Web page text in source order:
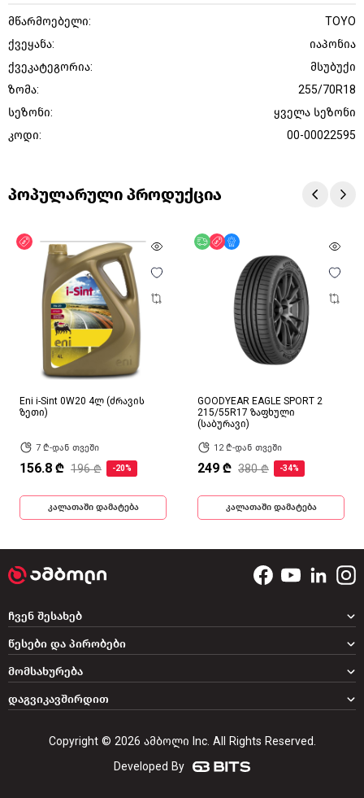
მწარმოებელი:
TOYO
ქვეყანა:
იაპონია
ქვეკატეგორია:
მსუბუქი
ზომა:
255/70R18
სეზონი:
ყველა სეზონი
კოდი:
00-00022595
პოპულარული პროდუქცია
ფასდაკლება
Eni i-Sint 0W20 4ლ (ძრავის
ზეთი)
7 ₾-დან თვეში
156.8 ₾ 196 ₾ -20%
კალათაში დამატება
უფასო მიწოდება
ფასდაკლება
GOODYEAR EAGLE SPORT 2
215/55R17 ზაფხული
(საბურავი)
12 ₾-დან თვეში
249 ₾ 380 ₾ -34%
კალათაში დამატება
დაგვიკავშირდით
ჩვენ შესახებ
წესები და პირობები
მომსახურება
Copyright © 2026 ამბოლი Inc. All Rights Reserved.
Developed By